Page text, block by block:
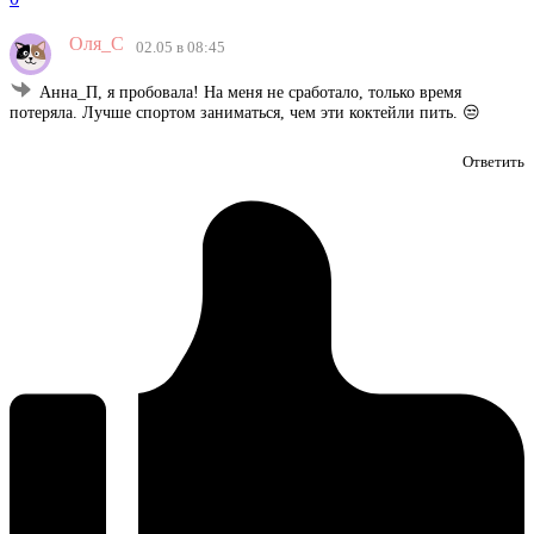
Оля_С 02.05 в 08:45
Анна_П, я пробовала! На меня не сработало, только время
потеряла. Лучше спортом заниматься, чем эти коктейли пить. 😒
Ответить